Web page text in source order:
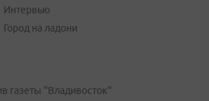
Интервью
Город на ладони
газеты "Владивосток"